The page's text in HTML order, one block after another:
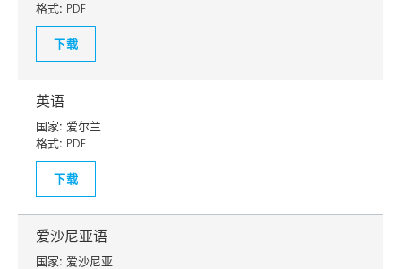
格式: PDF
下载
英语
国家: 爱尔兰
格式: PDF
下载
爱沙尼亚语
国家: 爱沙尼亚